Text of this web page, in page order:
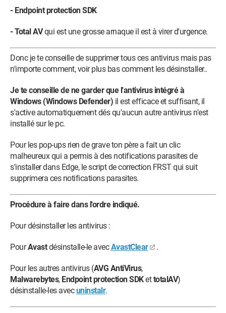
- Endpoint protection SDK
- Total AVqui est une grosse arnaque il est à virer d'urgence.
Donc je te conseille de supprimer tous ces antivirus mais pas
n'importe comment, voir plus bas comment les désinstaller..
Je te conseille de ne garder que l'antivirus intégré à
Windows (Windows Defender) il est efficace et suffisant, il
s'active automatiquement dés qu'aucun autre antivirus n'est
installé sur le pc.
Pour les pop-ups rien de grave ton père a fait un clic
malheureux qui a permis à des notifications parasites de
s'installer dans Edge, le script de correction FRST qui suit
supprimera ces notifications parasites.
Procédure à faire dans l'ordre indiqué.
Pour désinstaller les antivirus :
PourAvastdésinstalle-le avecAvastClear .
Pour les autres antivirus (AVG AntiVirus,
Malwarebytes, Endpoint protection SDKettotalAV)
désinstalle-les avecuninstalr.